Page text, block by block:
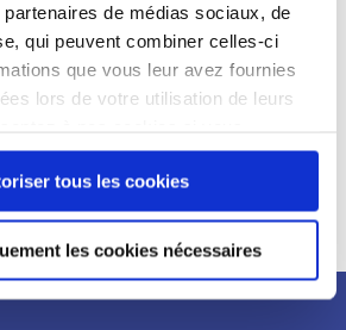
de médias sociaux, de
qui peuvent combiner celles-ci
que vous leur avez fournies
lors de votre utilisation de leurs
site Web.
tous les cookies
les cookies nécessaires